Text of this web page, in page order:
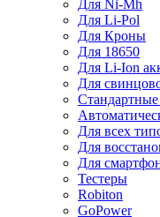
Для Ni-Mh
Для Li-Pol
Для Кроны
Для 18650
Для Li-Ion
Для
Для всех
Для
Для
Тестеры
Robiton
GoPower